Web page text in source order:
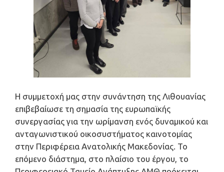
Η συμμετοχή μας στην συνάντηση της Λιθουανίας
επιβεβαίωσε τη σημασία της ευρωπαϊκής
συνεργασίας για την ωρίμανση ενός δυναμικού και
ανταγωνιστικού οικοσυστήματος καινοτομίας
στην Περιφέρεια Ανατολικής Μακεδονίας. Το
επόμενο διάστημα, στο πλαίσιο του έργου, το